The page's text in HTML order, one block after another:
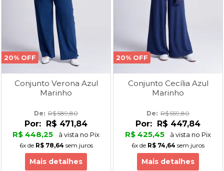
20% OFF
Conjunto Verona Azul
Marinho
De: R$ 589,80
Por: R$ 471,84
R$ 448,25
à vista no Pix
6xde R$ 78,64 sem juros
Mais detalhes
20% OFF
Conjunto Cecília Azul
Marinho
De: R$ 559,80
Por: R$ 447,84
R$ 425,45
à vista no Pix
6x de R$ 74,64 sem juros
Mais detalhes